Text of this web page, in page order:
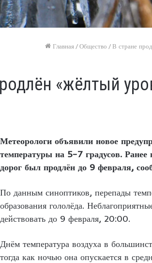
Главная / Общество / В стране
«жёлтый
Метеорологи объявили новое
температуры на 5–7 градусов.
дорог был продлён до 9 февраля,
По данным синоптиков, перепады
образования гололёда.
действовать до 9 февраля, 20:00.
Днём температура воздуха в
тогда как ночью она опускается в